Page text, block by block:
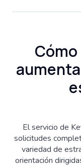
El servicio de
solicitudes
variedad de
orientación